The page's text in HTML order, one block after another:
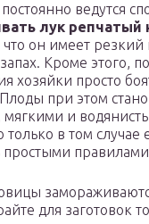
ведутся
лук репчатый
что он имеет резкий
Кроме этого,
хозяйки просто
при этом
и
только в том случае
простыми
для заготовок